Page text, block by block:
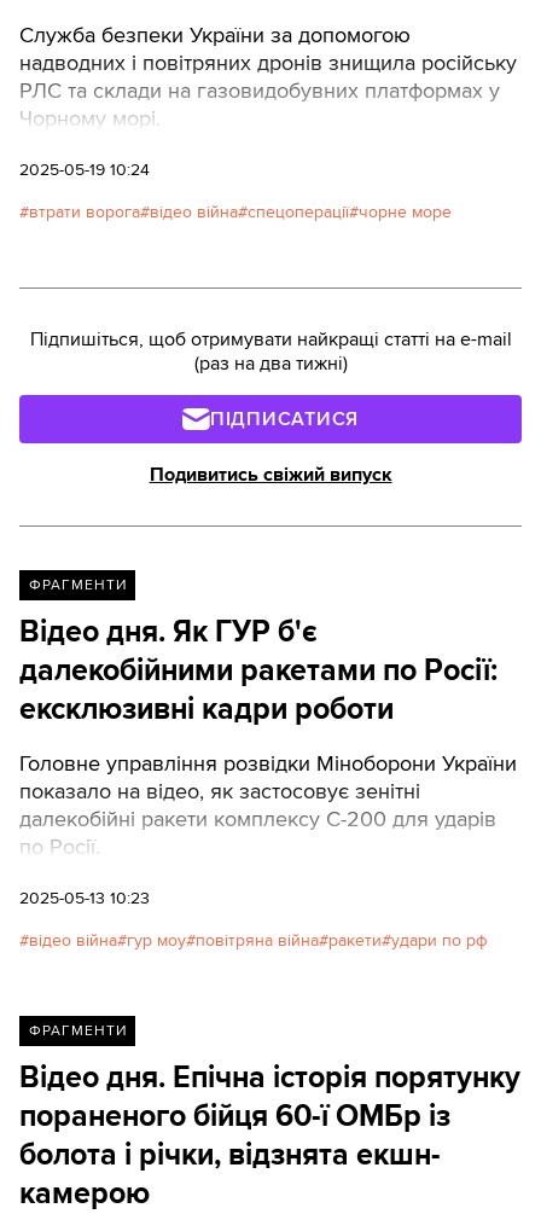
Служба безпеки України за допомогою
надводних і повітряних дронів знищила російську
РЛС та склади на газовидобувних платформах у
Чорному морі.
2025-05-19 10:24
втрати ворога відео війна спецоперації чорне море
Підпишіться, щоб отримувати найкращі статті на e-mail
(раз на два тижні)
ПІДПИСАТИСЯ
Подивитись свіжий випуск
ФРАГМЕНТИ
Відео дня. Як ГУР б'є
далекобійними ракетами по Росії:
ексклюзивні кадри роботи
Головне управління розвідки Міноборони України
показало на відео, як застосовує зенітні
далекобійні ракети комплексу С-200 для ударів
по Росії.
2025-05-13 10:23
відео війна гур моу повітряна війна ракети удари по рф
ФРАГМЕНТИ
Відео дня. Епічна історія порятунку
пораненого бійця 60-ї ОМБр із
болота і річки, відзнята екшн-
камерою